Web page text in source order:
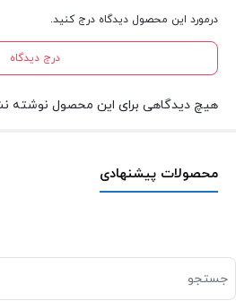
درمورد این محصول دیدگاه درج کنید.
درج دیدگاه
هیچ دیدگاهی برای این محصول نوشته
محصولات پیشنهادی